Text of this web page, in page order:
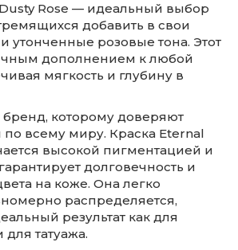
Rose — идеальный выбор
добавить в свои
утонченные розовые тона. Этот
дополнением к любой
мягкость и глубину в
которому доверяют
всему миру. Краска Eternal
высокой пигментацией и
долговечность и
на коже. Она легко
распределяется,
результат как для
для татуажа.